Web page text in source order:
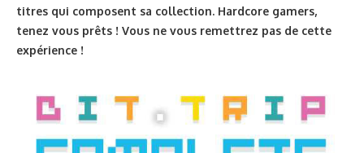
titres qui composent sa collection. Hardcore gamers,
tenez vous prêts ! Vous ne vous remettrez pas de cette
expérience !